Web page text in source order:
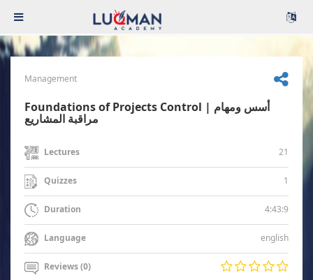
Management
Foundations of Projects Control | أسس ومهام
مراقبة المشاريع
Lectures 21
Quizzes 1
Duration 4:43:9
Language english
Reviews (0)